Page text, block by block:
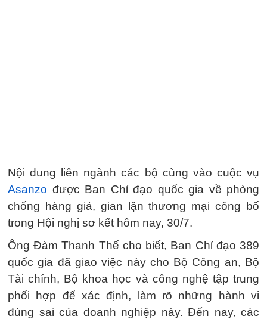
Nội dung liên ngành các bộ cùng vào cuộc vụ
Asanzo được Ban Chỉ đạo quốc gia về phòng
chống hàng giả, gian lận thương mại công bố
trong Hội nghị sơ kết hôm nay, 30/7.
Ông Đàm Thanh Thế cho biết, Ban Chỉ đạo 389
quốc gia đã giao việc này cho Bộ Công an, Bộ
Tài chính, Bộ khoa học và công nghệ tập trung
phối hợp để xác định, làm rõ những hành vi
đúng sai của doanh nghiệp này. Đến nay, các